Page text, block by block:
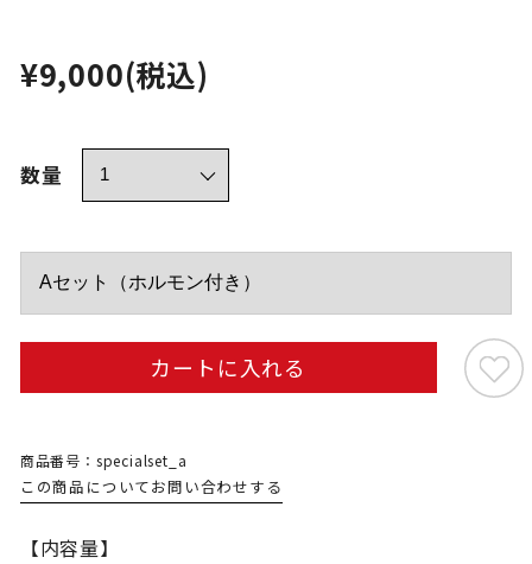
¥9,000(税込)
数量
カートに入れる
商品番号：specialset_a
この商品についてお問い合わせする
【内容量】